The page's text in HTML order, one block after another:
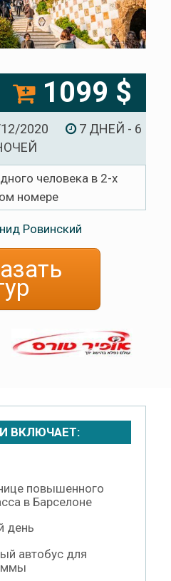
1099 $
12/2020
7 ДНЕЙ - 6
человека в 2-х
номере
Ровинский
ВКЛЮЧАЕТ:
повышенного
в Барселоне
день
автобус для